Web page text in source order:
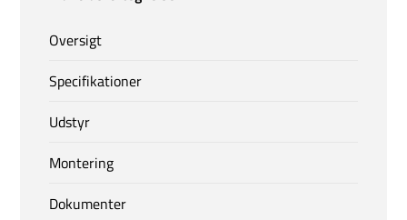
Oversigt
Specifikationer
Udstyr
Montering
Dokumenter